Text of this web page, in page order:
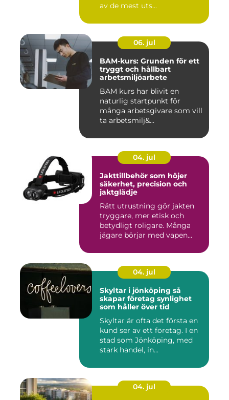
av de mest uts...
06. jul
BAM-kurs: Grunden för ett
tryggt och hållbart
arbetsmiljöarbete
BAM kurs har blivit en
naturlig startpunkt för
många arbetsgivare som vill
ta arbetsmilj&...
04. jul
Jakttillbehör som höjer
säkerhet, precision och
jaktglädje
Rätt utrustning gör jakten
tryggare, mer etisk och
betydligt roligare. Många
jägare börjar med vapen...
04. jul
Skyltar i jönköping så
skapar företag synlighet
som håller över tid
Skyltar är ofta det första en
kund ser av ett företag. I en
stad som Jönköping, med
stark handel, in...
04. jul